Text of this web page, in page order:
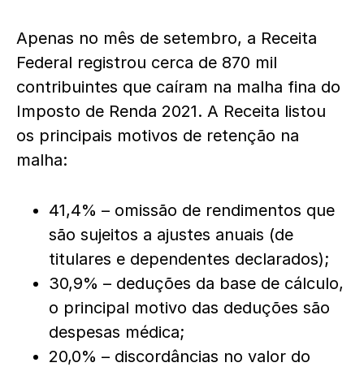
Apenas no mês de setembro, a Receita
Federal registrou cerca de 870 mil
contribuintes que caíram na malha fina do
Imposto de Renda 2021. A Receita listou
os principais motivos de retenção na
malha:
41,4% – omissão de rendimentos que
são sujeitos a ajustes anuais (de
titulares e dependentes declarados);
30,9% – deduções da base de cálculo,
o principal motivo das deduções são
despesas médica;
20,0% – discordâncias no valor do